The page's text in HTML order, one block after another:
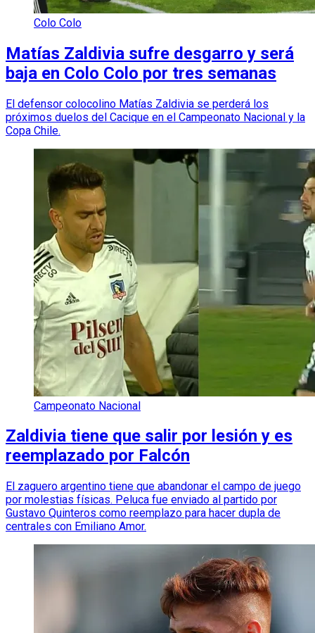
Colo Colo
Matías Zaldivia sufre desgarro y será
baja en Colo Colo por tres semanas
El defensor colocolino Matías Zaldivia se perderá los
próximos duelos del Cacique en el Campeonato Nacional y la
Copa Chile.
Campeonato Nacional
Zaldivia tiene que salir por lesión y es
reemplazado por Falcón
El zaguero argentino tiene que abandonar el campo de juego
por molestias físicas. Peluca fue enviado al partido por
Gustavo Quinteros como reemplazo para hacer dupla de
centrales con Emiliano Amor.